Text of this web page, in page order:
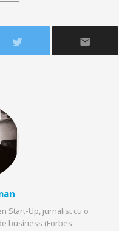
Start-Up, jurnalist cu o
business (Forbes